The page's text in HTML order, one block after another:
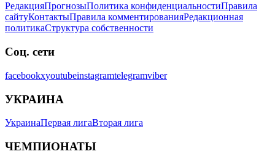
РедакцияПрогнозыПолитика конфиденциальностиПравила
сайтуКонтактыПравила комментированияРедакционная
политикаСтруктура собственности
Соц. сети
facebookxyoutubeinstagramtelegramviber
УКРАИНА
УкраинаПервая лигаВторая лига
ЧЕМПИОНАТЫ